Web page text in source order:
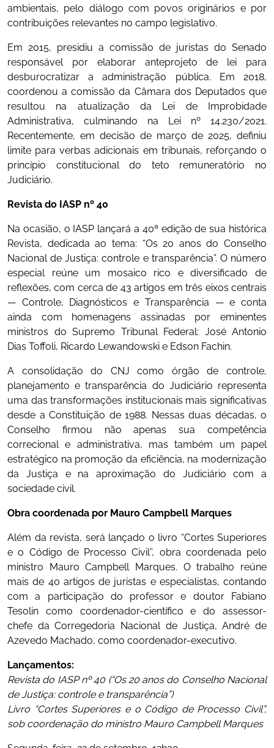
ambientais, pelo diálogo com povos originários e por
contribuições relevantes no campo legislativo.
Em 2015, presidiu a comissão de juristas do Senado
responsável por elaborar anteprojeto de lei para
desburocratizar a administração pública. Em 2018,
coordenou a comissão da Câmara dos Deputados que
resultou na atualização da Lei de Improbidade
Administrativa, culminando na Lei nº 14.230/2021.
Recentemente, em decisão de março de 2025, definiu
limite para verbas adicionais em tribunais, reforçando o
princípio constitucional do teto remuneratório no
Judiciário.
Revista do IASP nº 40
Na ocasião, o IASP lançará a 40ª edição de sua histórica
Revista, dedicada ao tema: “Os 20 anos do Conselho
Nacional de Justiça: controle e transparência”. O número
especial reúne um mosaico rico e diversificado de
reflexões, com cerca de 43 artigos em três eixos centrais
— Controle, Diagnósticos e Transparência — e conta
ainda com homenagens assinadas por eminentes
ministros do Supremo Tribunal Federal: José Antonio
Dias Toffoli, Ricardo Lewandowski e Edson Fachin.
A consolidação do CNJ como órgão de controle,
planejamento e transparência do Judiciário representa
uma das transformações institucionais mais significativas
desde a Constituição de 1988. Nessas duas décadas, o
Conselho firmou não apenas sua competência
correcional e administrativa, mas também um papel
estratégico na promoção da eficiência, na modernização
da Justiça e na aproximação do Judiciário com a
sociedade civil.
Obra coordenada por Mauro Campbell Marques
Além da revista, será lançado o livro “Cortes Superiores
e o Código de Processo Civil”, obra coordenada pelo
ministro Mauro Campbell Marques. O trabalho reúne
mais de 40 artigos de juristas e especialistas, contando
com a participação do professor e doutor Fabiano
Tesolin como coordenador-científico e do assessor-
chefe da Corregedoria Nacional de Justiça, André de
Azevedo Machado, como coordenador-executivo.
Lançamentos:
Revista do IASP nº 40 (“Os 20 anos do Conselho Nacional
de Justiça: controle e transparência”)
Livro “Cortes Superiores e o Código de Processo Civil”,
sob coordenação do ministro Mauro Campbell Marques